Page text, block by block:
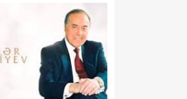
20:30
06 Avqust
20:16